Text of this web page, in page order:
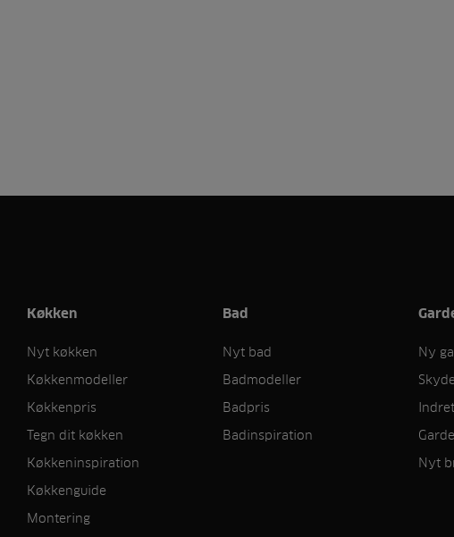
Køkken
Nyt køkken
Køkkenmodeller
Køkkenpris
Tegn dit køkken
Køkkeninspiration
Køkkenguide
Montering
Bad
Nyt bad
Badmodeller
Badpris
Badinspiration
Ny
Nyt